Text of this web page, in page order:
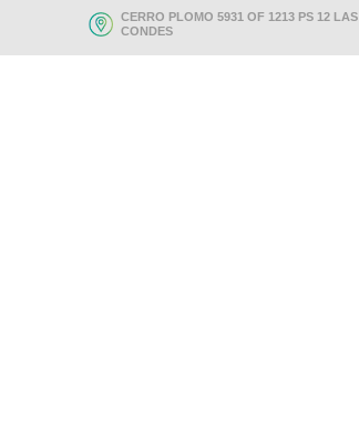
CERRO PLOMO 5931 OF 1213 PS 12 LAS
CONDES